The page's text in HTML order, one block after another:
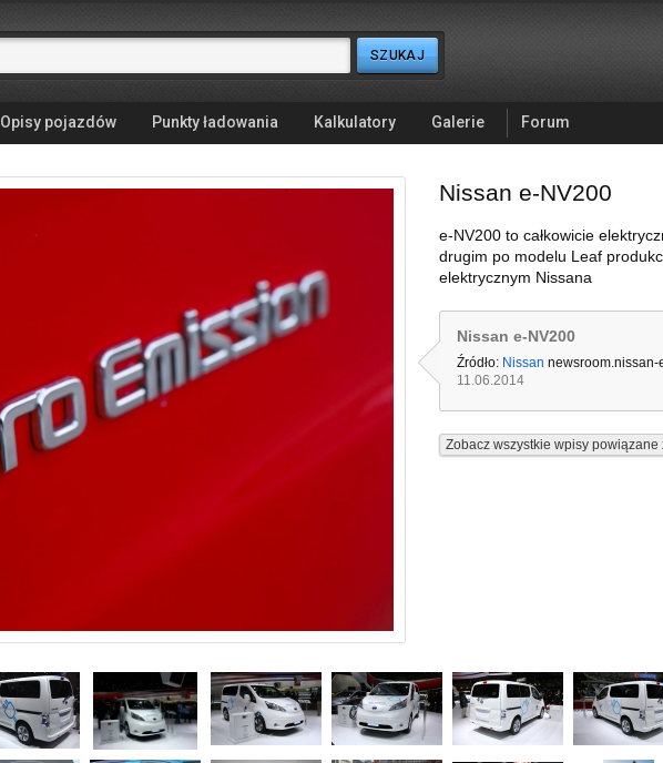
Opisy pojazdów Punkty ładowania Kalkulatory Galerie Forum
Nissan e-NV200
e-NV200 to całkowicie
drugim po modelu Leaf
elektrycznym Nissana
Nissan e-NV200
Źródło: Nissan newsroom.nissan-
11.06.2014
Zobacz wszystkie wpisy powiązane